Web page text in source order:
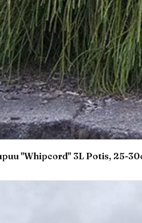
"Whipcord" 3L Potis, 25-